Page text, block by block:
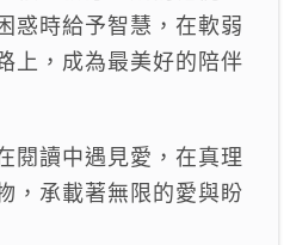
惑時給予智慧，在軟弱
上，成為最美好的陪伴
閱讀中遇見愛，在真理
，承載著無限的愛與盼